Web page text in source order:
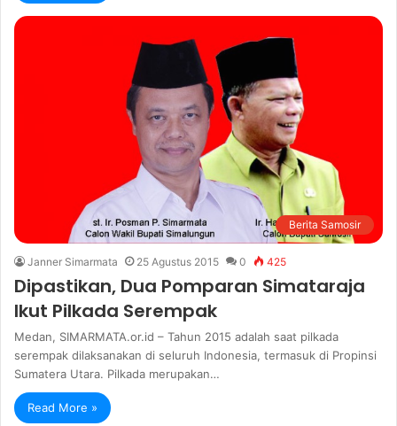
Berita Samosir
Janner Simarmata 25 Agustus 2015 0 425
Dipastikan, Dua Pomparan Simataraja
Ikut Pilkada Serempak
Medan, SIMARMATA.or.id – Tahun 2015 adalah saat pilkada
serempak dilaksanakan di seluruh Indonesia, termasuk di Propinsi
Sumatera Utara. Pilkada merupakan…
Read More »